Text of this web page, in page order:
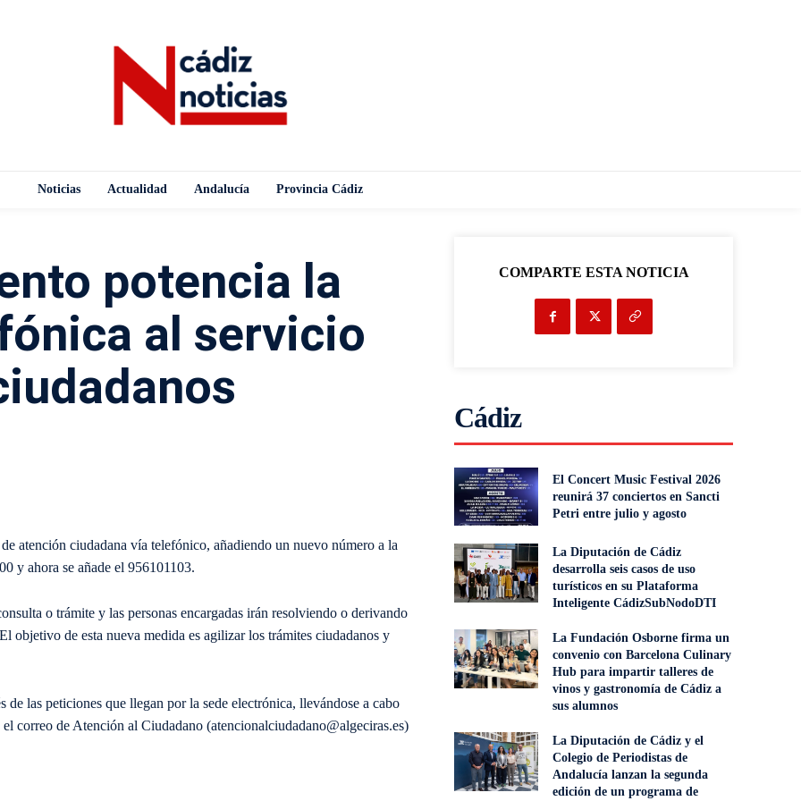
Noticias Actualidad Andalucía Provincia Cádiz
potencia la
al servicio
atención ciudadana vía telefónico, añadiendo un nuevo número a la
y ahora se añade el 956101103.
o trámite y las personas encargadas irán resolviendo o derivando
objetivo de esta nueva medida es agilizar los trámites ciudadanos y
de las peticiones que llegan por la sede electrónica, llevándose a cabo
correo de Atención al Ciudadano (atencionalciudadano@algeciras.es)
COMPARTE ESTA NOTICIA
Cádiz
El Concert Music Festival 2026
reunirá 37 conciertos en Sancti
Petri entre julio y agosto
La Diputación de Cádiz
desarrolla seis casos de uso
turísticos en su Plataforma
Inteligente CádizSubNodoDTI
La Fundación Osborne firma un
convenio con Barcelona Culinary
Hub para impartir talleres de
vinos y gastronomía de Cádiz a
sus alumnos
La Diputación de Cádiz y el
Colegio de Periodistas de
Andalucía lanzan la segunda
edición de un programa de